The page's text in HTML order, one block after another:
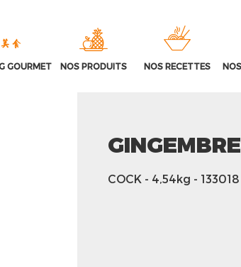
GOURMET NOS PRODUITS NOS RECETTES
COCK - 4,54kg - 133018